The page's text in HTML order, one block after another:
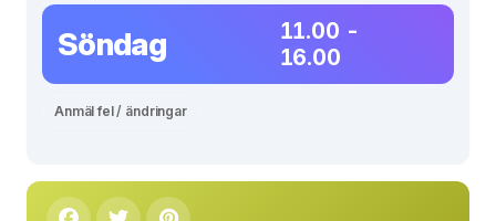
Söndag
11.00 -
16.00
Anmäl fel / ändringar